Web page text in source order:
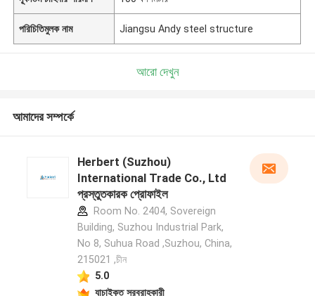
পরিচিতিমুলক নাম Jiangsu Andy steel structure
আরো দেখুন
আমাদের সম্পর্কে
Herbert (Suzhou)
International Trade Co., Ltd
প্রস্তুতকারক প্রোফাইল
Room No. 2404, Sovereign
Building, Suzhou Industrial Park,
No 8, Suhua Road ,Suzhou, China,
215021 ,চীন
5.0
যাচাইকৃত সরবরাহকারী